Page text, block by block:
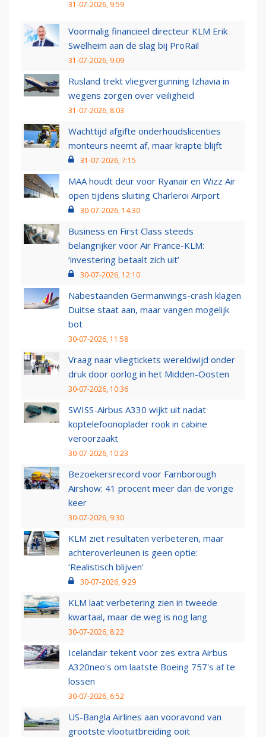
31-07-2026, 9:59
Voormalig financieel directeur KLM Erik
Swelheim aan de slag bij ProRail
31-07-2026, 9:09
Rusland trekt vliegvergunning Izhavia in
wegens zorgen over veiligheid
31-07-2026, 8:03
Wachttijd afgifte onderhoudslicenties
monteurs neemt af, maar krapte blijft
31-07-2026, 7:15
MAA houdt deur voor Ryanair en Wizz Air
open tijdens sluiting Charleroi Airport
30-07-2026, 14:30
Business en First Class steeds
belangrijker voor Air France-KLM:
‘investering betaalt zich uit’
30-07-2026, 12:10
Nabestaanden Germanwings-crash klagen
Duitse staat aan, maar vangen mogelijk
bot
30-07-2026, 11:58
Vraag naar vliegtickets wereldwijd onder
druk door oorlog in het Midden-Oosten
30-07-2026, 10:36
SWISS-Airbus A330 wijkt uit nadat
koptelefoonoplader rook in cabine
veroorzaakt
30-07-2026, 10:23
Bezoekersrecord voor Farnborough
Airshow: 41 procent meer dan de vorige
keer
30-07-2026, 9:30
KLM ziet resultaten verbeteren, maar
achteroverleunen is geen optie:
‘Realistisch blijven’
30-07-2026, 9:29
KLM laat verbetering zien in tweede
kwartaal, maar de weg is nog lang
30-07-2026, 8:22
Icelandair tekent voor zes extra Airbus
A320neo's om laatste Boeing 757's af te
lossen
30-07-2026, 6:52
US-Bangla Airlines aan vooravond van
grootste vlootuitbreiding ooit